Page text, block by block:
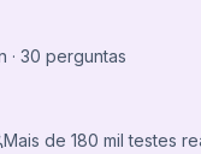
· 30 perguntas
Mais de 180 mil testes